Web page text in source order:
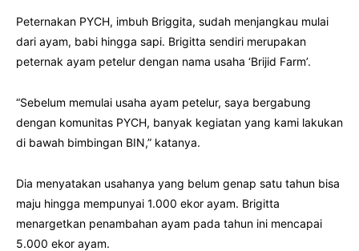
Peternakan PYCH, imbuh Briggita, sudah menjangkau mulai
dari ayam, babi hingga sapi. Brigitta sendiri merupakan
peternak ayam petelur dengan nama usaha ‘Brijid Farm’.
“Sebelum memulai usaha ayam petelur, saya bergabung
dengan komunitas PYCH, banyak kegiatan yang kami lakukan
di bawah bimbingan BIN,” katanya.
Dia menyatakan usahanya yang belum genap satu tahun bisa
maju hingga mempunyai 1.000 ekor ayam. Brigitta
menargetkan penambahan ayam pada tahun ini mencapai
5.000 ekor ayam.